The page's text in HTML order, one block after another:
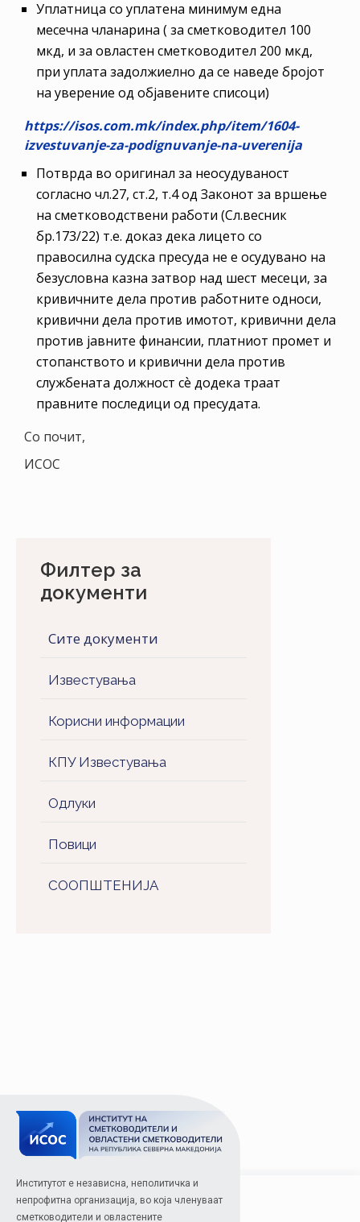
Филтер за
документи
Сите документи
Известувања
Корисни информации
КПУ Известувања
Одлуки
Повици
СООПШТЕНИJA
Уплатница со уплатена минимум една
месечна чланарина ( за сметководител 100
мкд, и за овластен сметководител 200 мкд,
при уплата задолжиелно да се наведе бројот
на уверение од објавените списоци)
https://isos.com.mk/index.php/item/1604-
izvestuvanje-za-podignuvanje-na-uverenija
Потврда во оригинал за неосудуваност
согласно чл.27, ст.2, т.4 од Законот за вршење
на сметководствени работи (Сл.весник
бр.173/22) т.е. доказ дека лицето со
правосилна судска пресуда не е осудувано на
безусловна казна затвор над шест месеци, за
кривичните дела против работните односи,
кривични дела против имотот, кривични дела
против јавните финансии, платниот промет и
стопанството и кривични дела против
службената должност сѐ додека траат
правните последици од пресудата.
Со почит,
ИСОС
Институтот е независна, неполитичка и
непрофитна организација, во која членуваат
сметководители и овластените